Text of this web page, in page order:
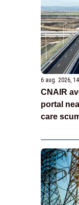
6 aug. 2026,
CNAIR
portal
care